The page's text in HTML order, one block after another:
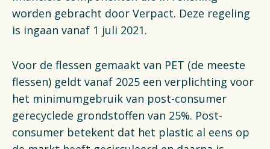
worden gebracht door Verpact. Deze regeling
is ingaan vanaf 1 juli 2021.
Voor de flessen gemaakt van PET (de meeste
flessen) geldt vanaf 2025 een verplichting voor
het minimumgebruik van post-consumer
gerecyclede grondstoffen van 25%. Post-
consumer betekent dat het plastic al eens op